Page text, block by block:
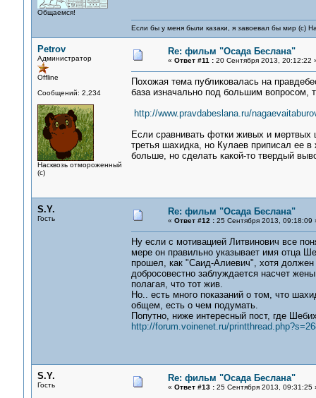
Общаемся!
Если бы у меня были казаки, я завоевал бы мир (с)
Petrov
Администратор
Offline
Сообщений: 2,234
Насквозь отмороженный
(с)
Re: фильм "Осада Беслана"
« Ответ #11 :20 Сентября 2013, 20:12:22
Похожая тема публиковалась на
база изначально под большим вопросом,
http://www.pravdabeslana.ru/
Если сравнивать фотки живых и
третья шахидка, но Кулаев приписал ее
больше, но сделать какой-то твердый
S.Y.
Гость
Re: фильм "Осада Беслана"
« Ответ #12 :25 Сентября 2013, 09:18:09
Ну если с мотивацией Литвинович все
мере он правильно указывает имя отца
прошел, как "Саид-Алиевич", хотя
добросовестно заблуждается насчет
полагая, что тот жив.
Но.. есть много показаний о том, что
общем, есть о чем подумать.
Попутно, ниже интересный пост, где
http://forum.voinenet.ru/
S.Y.
Гость
Re: фильм "Осада Беслана"
« Ответ #13 :25 Сентября 2013, 09:31:25